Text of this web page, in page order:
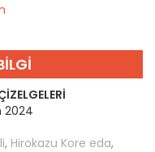
2024
, Hirokazu Kore eda,